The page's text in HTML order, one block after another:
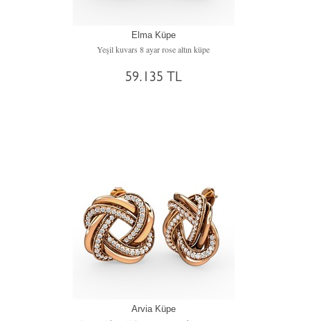
Elma Küpe
Yeşil kuvars 8 ayar rose altın küpe
59.135 TL
Arvia Küpe